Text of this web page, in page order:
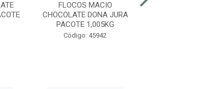
FLOCOS MACIO
CHOCOLATE DONA JURA
PACOTE 1,005KG
Código: 45942